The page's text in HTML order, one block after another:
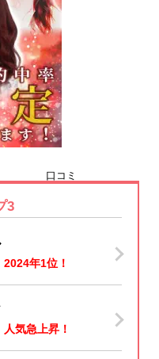
口コミ
3
2024年1位！
人気急上昇！